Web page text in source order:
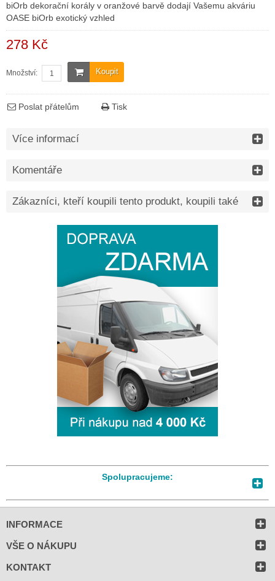
biOrb dekorační korály v oranžové barvě dodají Vašemu akváriu
OASE biOrb exotický vzhled
278 Kč
Koupit
Množství:
Poslat přátelům Tisk
Více informací
Komentáře
Zákazníci, kteří koupili tento produkt, koupili také
Spolupracujeme:
INFORMACE
VŠE O NÁKUPU
KONTAKT